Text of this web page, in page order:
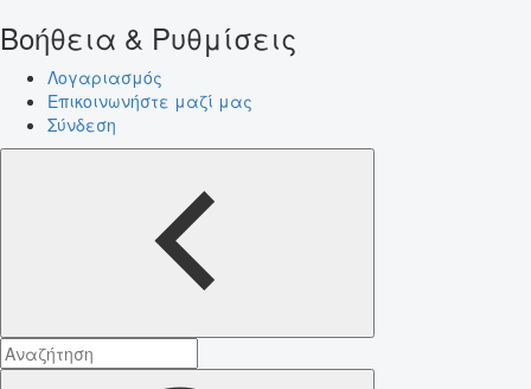
Βοήθεια & Ρυθμίσεις
Λογαριασμός
Επικοινωνήστε μαζί μας
Σύνδεση